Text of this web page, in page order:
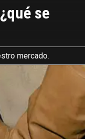
se
mercado.